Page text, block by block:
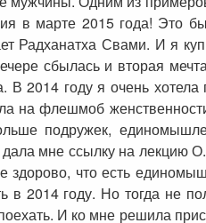
марте 2015 года! Это
Радханатха Свами. И я
сбылась и вторая
2014 году я очень
на флешмоб
подружек,
мне ссылку на лекцию
здорово, что есть
в 2014 году. Но тогда не
И ко мне решила